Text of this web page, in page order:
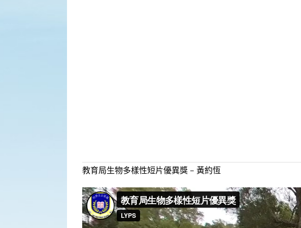
教育局生物多樣性短片優異獎 – 黃約恆